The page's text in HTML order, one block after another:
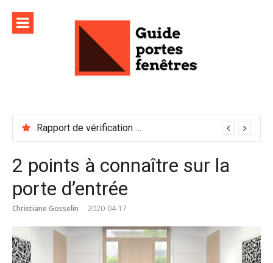
contenu
Rapport de vérification sécurité : à conserver précieusement
2 points à connaître sur la
porte d’entrée
Christiane Gosselin 2020-04-17